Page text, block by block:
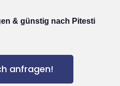
& günstig nach Pitesti
anfragen!